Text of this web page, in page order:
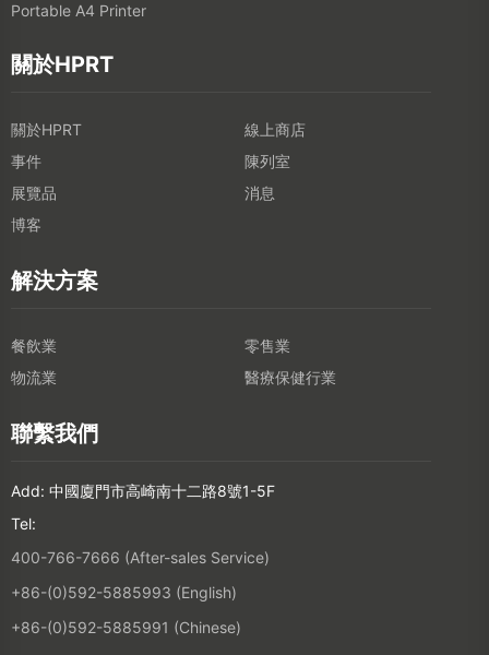
Portable A4 Printer
關於HPRT
關於HPRT
線上商店
事件
陳列室
展覽品
消息
博客
解決方案
餐飲業
零售業
物流業
醫療保健行業
聯繫我們
Add: 中國廈門市高崎南十二路8號1-5F
Tel:
400-766-7666 (After-sales Service)
+86-(0)592-5885993 (English)
+86-(0)592-5885991 (Chinese)